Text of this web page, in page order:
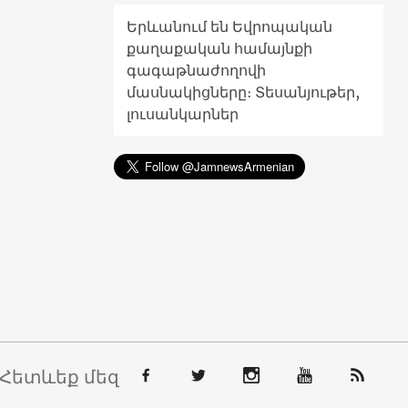
Երևանում են Եվրոպական
քաղաքական համայնքի
գագաթնաժողովի
մասնակիցները։ Տեսանյութեր,
լուսանկարներ
Հետևեք մեզ